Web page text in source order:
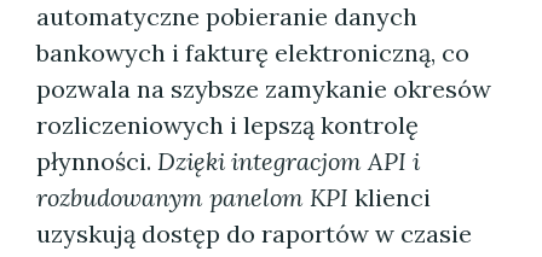
automatyczne pobieranie danych
bankowych i fakturę elektroniczną, co
pozwala na szybsze zamykanie okresów
rozliczeniowych i lepszą kontrolę
płynności. Dzięki integracjom API i
rozbudowanym panelom KPI klienci
uzyskują dostęp do raportów w czasie